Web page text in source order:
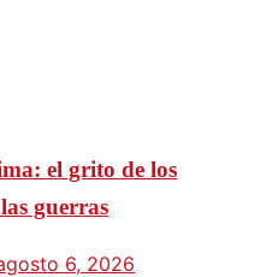
el grito de los
guerras
6, 2026